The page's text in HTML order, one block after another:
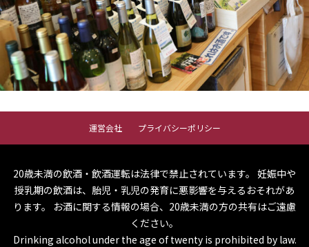
運営会社 プライバシーポリシー
20歳未満の飲酒・飲酒運転は法律で禁止されています。 妊娠中や
授乳期の飲酒は、胎児・乳児の発育に悪影響を与えるおそれがあ
ります。
お酒に関する情報の場合、20歳未満の方の共有はご遠慮
ください。
Drinking alcohol under the age of twenty is prohibited by law.